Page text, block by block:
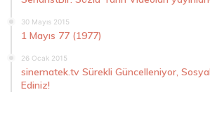
30 Mayıs 2015
1 Mayıs 77 (1977)
26 Ocak 2015
sinematek.tv Sürekli Güncelleniyor,
Ediniz!